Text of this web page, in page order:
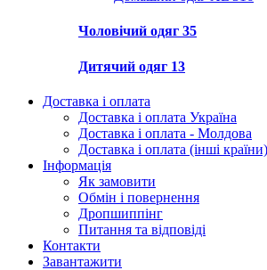
Чоловічий одяг 35
Дитячий одяг 13
Доставка і оплата
Доставка і оплата Україна
Доставка і оплата - Молдова
Доставка і оплата (інші країни)
Інформація
Як замовити
Обмін і повернення
Дропшиппінг
Питання та відповіді
Контакти
Завантажити